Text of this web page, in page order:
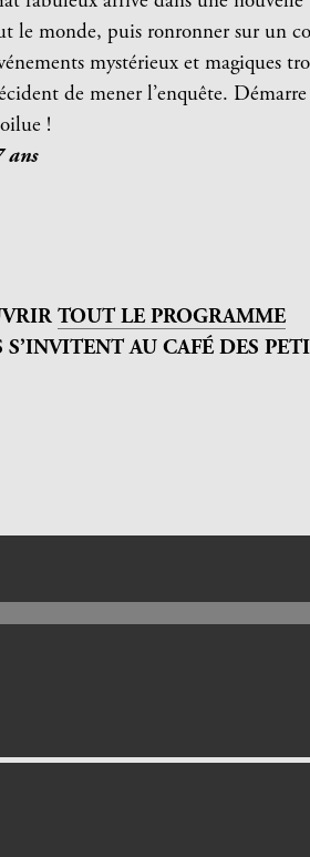
le monde, puis ronronner sur un
mystérieux et magiques
de mener l’enquête.
!
ans
TOUT LE PROGRAMME
S’INVITENT AU CAFÉ DES